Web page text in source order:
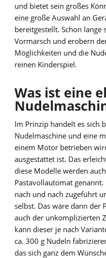
und bietet sein großes
eine große Auswahl an
bereitgestellt. Schon lange
Vormarsch und erobern
Möglichkeiten und die
reinen Kinderspiel.
Was ist eine
Im Prinzip handelt es sich
Nudelmaschine und eine
einem Motor betrieben
ausgestattet ist. Das
diese Modelle werden
Pastavollautomat
nach und nach zugeführt
selbst. Das wäre dann der
auch der unkomplizierten
kann dieser je nach
ca. 300 g Nudeln
das sich ganz dem